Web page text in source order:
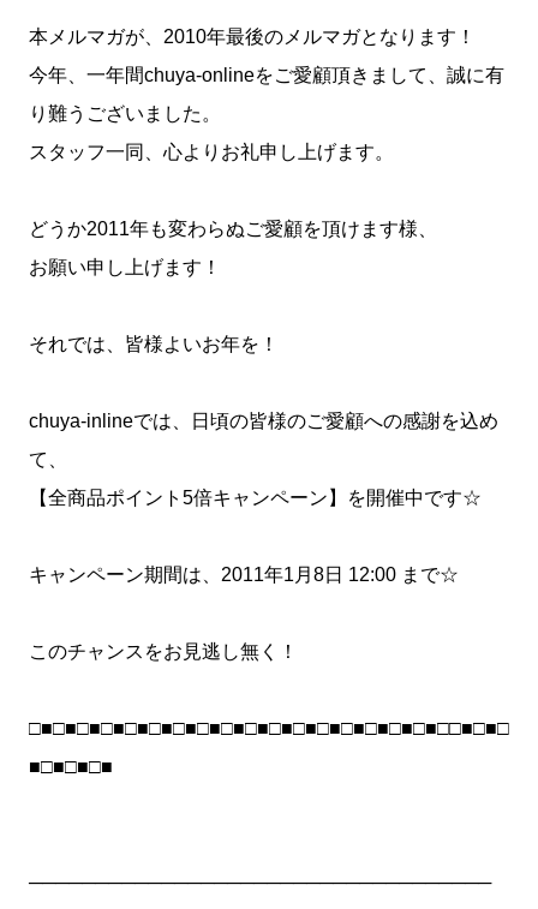
本メルマガが、2010年最後のメルマガとなります！
今年、一年間chuya-onlineをご愛顧頂きまして、誠に有
り難うございました。
スタッフ一同、心よりお礼申し上げます。
どうか2011年も変わらぬご愛顧を頂けます様、
お願い申し上げます！
それでは、皆様よいお年を！
chuya-inlineでは、日頃の皆様のご愛顧への感謝を込め
て、
【全商品ポイント5倍キャンペーン】を開催中です☆
キャンペーン期間は、2011年1月8日 12:00 まで☆
このチャンスをお見逃し無く！
□■□■□■□■□■□■□■□■□■□■□■□■□■□■□■□■□■□□■□■□
■□■□■□■
───────────────────────────────────